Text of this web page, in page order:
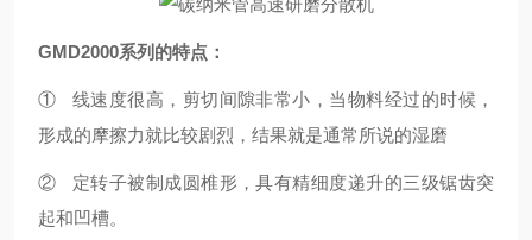
GMD2000系列的特点：
① 线速度很高，剪切间隙非常小，当物料经过的时候，
形成的摩擦力就比较剧烈，结果就是通常所说的湿磨
② 定转子被制成圆椎形，具有精细度递升的三级锯齿突
起和凹槽。